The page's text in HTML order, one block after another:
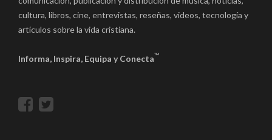
cultura, libros, cine, entrevistas, reseñas, videos, tecnología y
artículos sobre la vida cristiana.
Informa, Inspira, Equipa y Conecta™